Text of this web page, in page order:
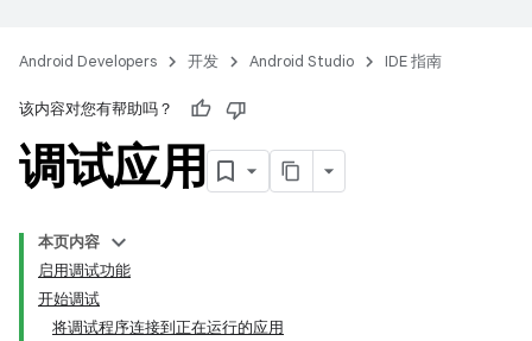
Android Developers 开发 Android Studio IDE 指南
该内容对您有帮助吗？
调试应用
本页内容
启用调试功能
开始调试
将调试程序连接到正在运行的应用